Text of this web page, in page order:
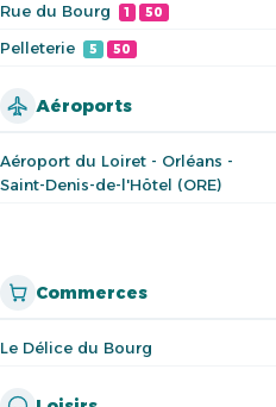
Rue du Bourg 1 50
Pelleterie 5 50
Aéroports
Aéroport du Loiret - Orléans -
Saint-Denis-de-l'Hôtel (ORE)
Commerces
Le Délice du Bourg